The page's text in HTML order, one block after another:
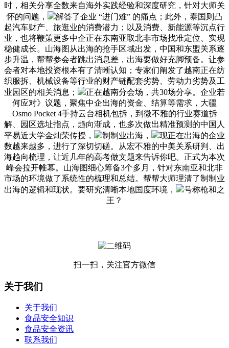
时，相关分享全数来自海外实践经验和深度研究，针对大师关
怀的问题，
解答了企业 “进门难” 的痛点；此外，泰国则凸
起汽车财产、旅逛业的消费潜力；以及消费、新能源等沉点行
业，也将鞭策更多中企正在东南亚取北非市场找准定位、实现
稳健成长。山海图从出海的抢手区域出发，中国和东盟关系逐
步升温，帮帮参会者跳出消息差，出海要做好充脚预备。让参
会者对本地投资根本有了清晰认知；专家们阐发了越南正在纺
织服拆、机械设备等行业的财产链配套劣势、劳动力劣势及工
业园区的相关消息；
正在越南分会场，共30场分享。企业若
何应对》议题，聚焦中企出海的资金、结算等需求，大疆
Osmo Pocket 4手持云台相机包拆，到微不雅的行业赛道拆
解、园区选址指点，趋向渐成，也多次做出精准预测的中国人
平易近大学金灿荣传授，
制制业出海，
现正在出海的企业
数越来越多，进行了深切切磋。从宏不雅的中美关系研判、出
海趋向梳理，让近几年的高考做文题来告诉你吧。正式为本次
峰会拉开帷幕。山海图细心筹备3个多月，针对东南亚和北非
市场的环境做了系统性的梳理和总结。帮帮大师理清了制制业
出海的逻辑和现状。要研究清晰本地国度环境，
号称枪和之
王？
扫一扫，关注官方微信
关于我们
关于我们
食品安全知识
食品安全资讯
联系我们